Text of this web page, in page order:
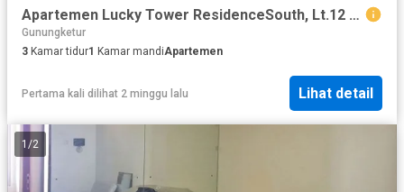
Apartemen Lucky Tower ResidenceSouth, Lt.12 Pancoran Chinatown, Taman Sari, Jakarta Barat
Gunungketur
3 Kamar tidur1 Kamar mandiApartemen
Pertama kali dilihat 2 minggu lalu Lihat detail
1 /2